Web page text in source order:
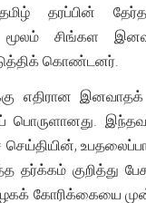
தரப்பின்
சிங்கள
கொண்டனர்.
எதிரான இனவாதக்
பொருளானது.
குறித்து
கோரிக்கையை